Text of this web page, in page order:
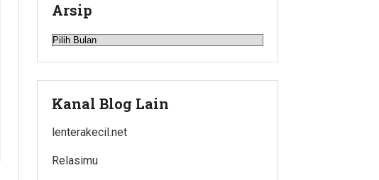
Arsip
Arsip
Kanal Blog Lain
lenterakecil.net
Relasimu